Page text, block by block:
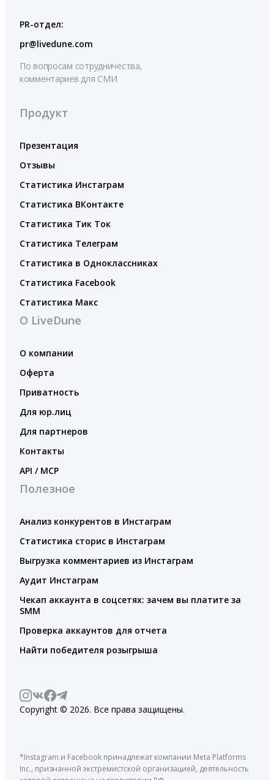
PR-отдел:
pr@livedune.com
По вопросам сотрудничества,
комментариев для СМИ
Продукт
Презентация
Отзывы
Статистика Инстаграм
Статистика ВКонтакте
Статистика Тик Ток
Статистика Телеграм
Статистика в Одноклассниках
Статистика Facebook
Статистика Макс
О LiveDune
О компании
Оферта
Приватность
Для юр.лиц
Для партнеров
Контакты
API / MCP
Полезное
Анализ конкурентов в Инстаграм
Статистика сторис в Инстаграм
Выгрузка комментариев из Инстаграм
Аудит Инстаграм
Чекап аккаунта в соцсетях: зачем вы платите за
SMM
Проверка аккаунтов для отчета
Найти победителя розыгрыша
Copyright © 2026. Все права защищены.
*Instagram и Facebook принадлежат компании Meta Platforms
Inc., признанной экстремистской организацией, деятельность